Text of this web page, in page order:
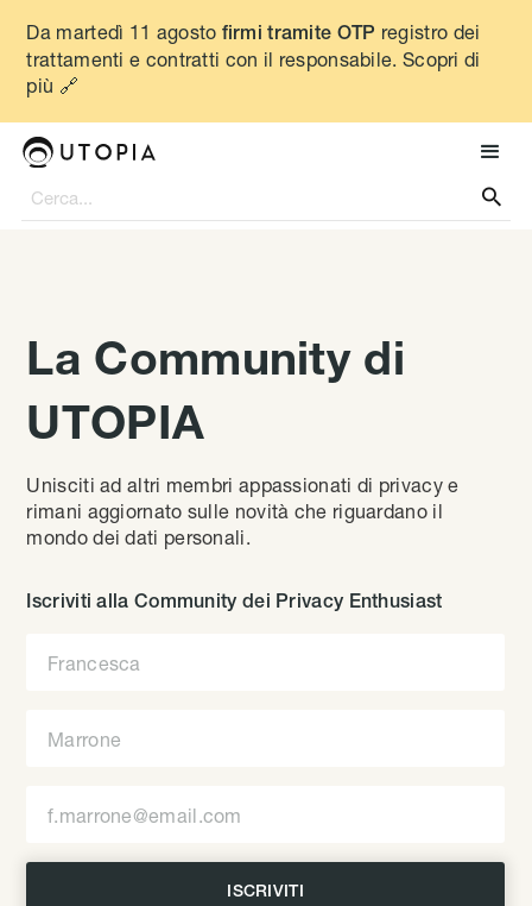
Da martedì 11 agosto firmi tramite OTP registro dei
trattamenti e contratti con il responsabile. Scopri di
più 🔗

La Community di
UTOPIA
Unisciti ad altri membri appassionati di privacy e
rimani aggiornato sulle novità che riguardano il
mondo dei dati personali.
Iscriviti alla Community dei Privacy Enthusiast